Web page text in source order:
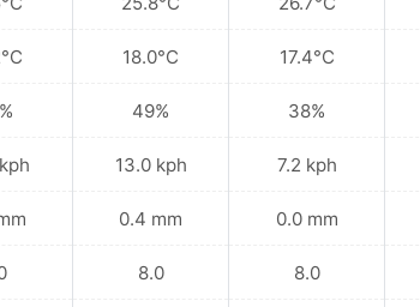
18.0°C
49%
13.0 kph
0.4 mm
8.0
17.4°C
38%
7.2 kph
0.0 mm
8.0